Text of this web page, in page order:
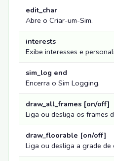
edit_char
Abre o Criar-um-Sim.
interests
Exibe interesses e
sim_log end
Encerra o Sim Logging.
draw_all_frames [on/off]
Liga ou desliga os frames
draw_floorable [on/off]
Liga ou desliga a grade de